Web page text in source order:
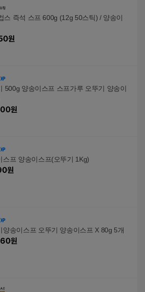
스 즉석 스프 600g (12g 50스틱) / 양송이
원
500g 양송이스프 스프가루 오뚜기 양송이
원
스프 양송이스프(오뚜기 1Kg)
원
양송이스프 오뚜기 양송이스프 X 80g 5개
원